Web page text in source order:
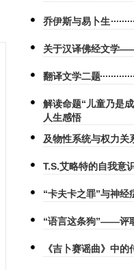
乔伊斯与易卜生
关于汉译佛经文学
翻译文学二题
解读命题“儿童乃是
人生感悟
及物性系统与权力
T.S.艾略特的自我意
“卡夫卡之罪”与神经
“语言这条狗”——评
《吉卜赛谣曲》中的